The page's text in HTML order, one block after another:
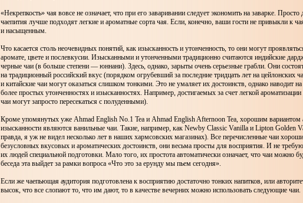
«Некрепкость» чая вовсе не означает, что при его заваривании следует экономить на заварке. Просто
чаепития лучше подходят легкие и ароматные сорта чая. Если, конечно, ваши гости не привыкли к
и насыщенным.
Что касается столь неочевидных понятий, как изысканность и утонченность, то они могут
аромате, цвете и послевкусии. Изысканными и утонченными традиционно считаются индийские
черные чаи (в больше степени — юннани). Здесь, однако, зарыты очень серьезные грабли. Они
на традиционный российский вкус (порядком огрубевший за последние тридцать лет на цейлонских
и китайские чаи могут оказаться слишком тонкими. Это не умаляет их достоинств, однако наводит
более простых утонченностях и изысканностях. Например, достигаемых за счет легкой ароматизации
чаи могут запросто пересекаться с полуденными).
Кроме упомянутых уже Ahmad English No.1 Tea и Ahmad English Afternoon Tea, хорошим вариантом
изысканности являются ванильные чаи. Такие, например, как Newby Classic Vanilla и Lipton Golden
правда, я уж не видел несколько лет в наших хармсовских магазинах). Все перечисленные чаи
безусловных вкусовых и ароматических достоинств, они весьма просты для восприятия. И не
их людей специальной подготовки. Мало того, их простота автоматически означает, что чаи можно
беседа эта выйдет за рамки вопроса «Что это за ерунду мы пьем сегодня».
Если же чаепьющая аудитория подготовлена к восприятию достаточно тонких напитков, или
высок, что все слопают то, что им дают, то в качестве вечерних можно использовать следующие чаи.